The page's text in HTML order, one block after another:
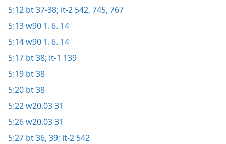
5:12 bt 37-38; it-2 542, 745, 767
5:13w90 1. 6. 14
5:14w90 1. 6. 14
5:17 bt 38; it-1 139
5:19 bt 38
5:20 bt 38
5:22w20.03 31
5:26w20.03 31
5:27 bt 36, 39; it-2 542